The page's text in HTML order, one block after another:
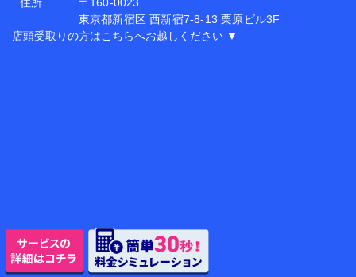
東京都新宿区 西新宿7-8-13 栗原ビル3F
店頭受取りの方はこちらへお越しください ▼